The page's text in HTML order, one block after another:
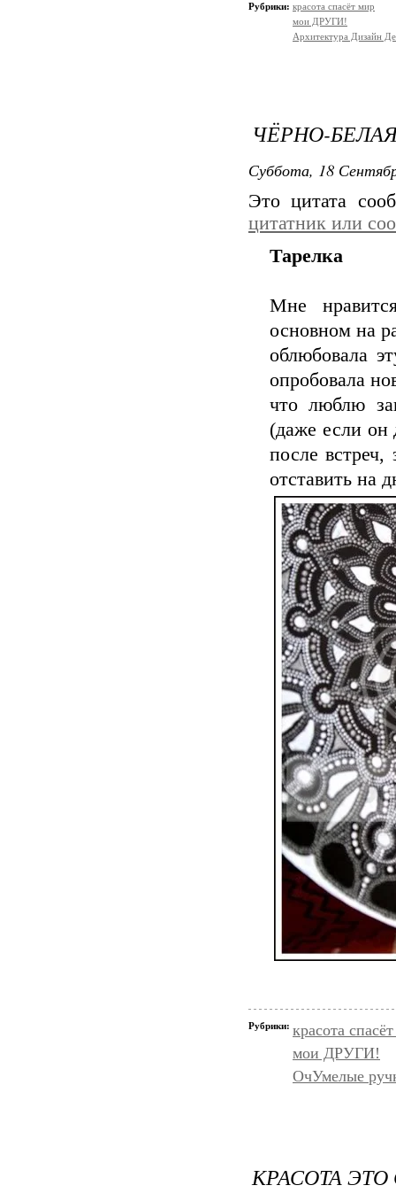
Рубрики: красота спасёт мир
мои ДРУГИ!
Архитектура Дизайн
ЧЁРНО-
Суббота, 18
Это цитата
цитатник или
Тарелка
Мне
основном на
облюбовала
опробовала
что люблю
(даже если он
после
отставить на
Рубрики: красота
мои ДРУГИ!
ОчУмелые
КРАСОТА